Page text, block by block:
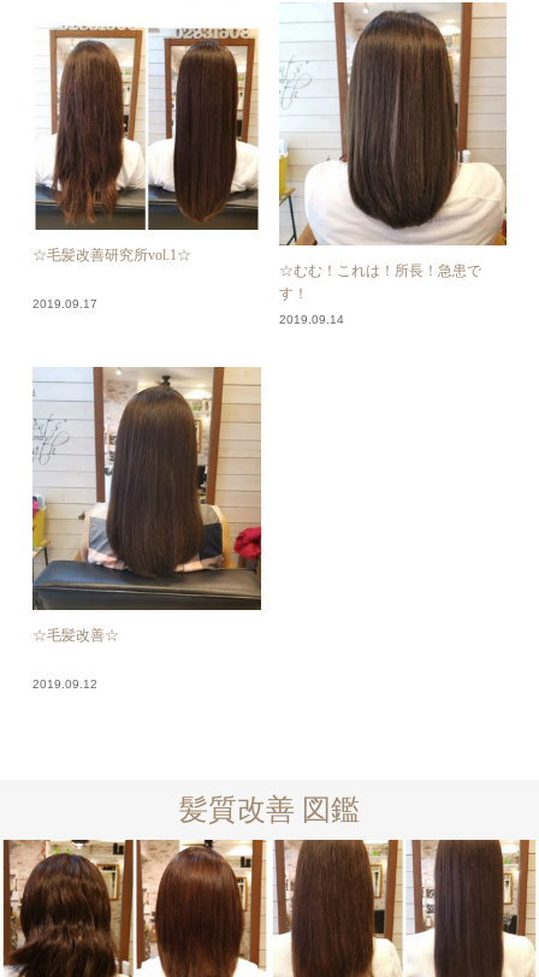
☆毛髪改善研究所vol.1☆
2019.09.17
☆むむ！これは！所長！急患で
す！
2019.09.14
☆毛髪改善☆
2019.09.12
髪質改善 図鑑